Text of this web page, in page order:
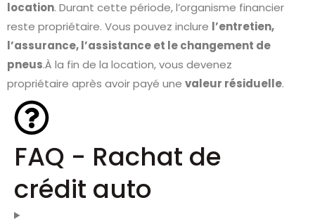
location. Durant cette période, l’organisme financier
reste propriétaire. Vous pouvez inclure l’entretien,
l’assurance, l’assistance et le changement de
pneus.À la fin de la location, vous devenez
propriétaire après avoir payé une valeur résiduelle.
FAQ - Rachat de
crédit auto